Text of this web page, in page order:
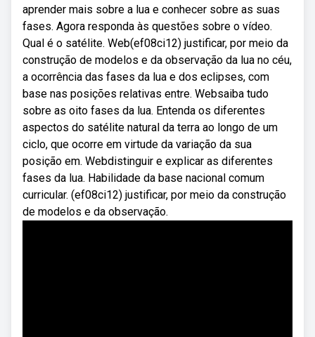
aprender mais sobre a lua e conhecer sobre as suas
fases. Agora responda às questões sobre o vídeo.
Qual é o satélite. Web(ef08ci12) justificar, por meio da
construção de modelos e da observação da lua no céu,
a ocorrência das fases da lua e dos eclipses, com
base nas posições relativas entre. Websaiba tudo
sobre as oito fases da lua. Entenda os diferentes
aspectos do satélite natural da terra ao longo de um
ciclo, que ocorre em virtude da variação da sua
posição em. Webdistinguir e explicar as diferentes
fases da lua. Habilidade da base nacional comum
curricular. (ef08ci12) justificar, por meio da construção
de modelos e da observação.